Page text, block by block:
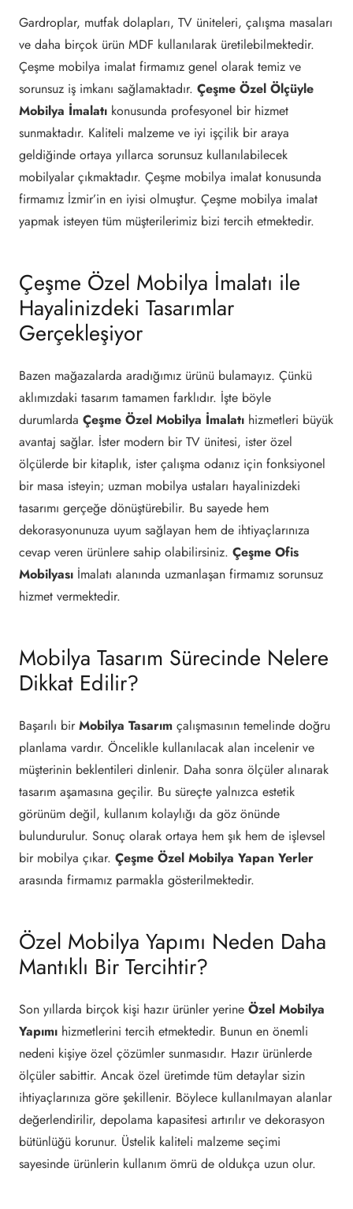
Gardroplar, mutfak dolapları, TV üniteleri, çalışma masaları
ve daha birçok ürün MDF kullanılarak üretilebilmektedir.
Çeşme mobilya imalat firmamız genel olarak temiz ve
sorunsuz iş imkanı sağlamaktadır. Çeşme Özel Ölçüyle
Mobilya İmalatı konusunda profesyonel bir hizmet
sunmaktadır. Kaliteli malzeme ve iyi işçilik bir araya
geldiğinde ortaya yıllarca sorunsuz kullanılabilecek
mobilyalar çıkmaktadır. Çeşme mobilya imalat konusunda
firmamız İzmir’in en iyisi olmuştur. Çeşme mobilya imalat
yapmak isteyen tüm müşterilerimiz bizi tercih etmektedir.
Çeşme Özel Mobilya İmalatı ile
Hayalinizdeki Tasarımlar
Gerçekleşiyor
Bazen mağazalarda aradığımız ürünü bulamayız. Çünkü
aklımızdaki tasarım tamamen farklıdır. İşte böyle
durumlarda Çeşme Özel Mobilya İmalatı hizmetleri büyük
avantaj sağlar. İster modern bir TV ünitesi, ister özel
ölçülerde bir kitaplık, ister çalışma odanız için fonksiyonel
bir masa isteyin; uzman mobilya ustaları hayalinizdeki
tasarımı gerçeğe dönüştürebilir. Bu sayede hem
dekorasyonunuza uyum sağlayan hem de ihtiyaçlarınıza
cevap veren ürünlere sahip olabilirsiniz. Çeşme Ofis
Mobilyası İmalatı alanında uzmanlaşan firmamız sorunsuz
hizmet vermektedir.
Mobilya Tasarım Sürecinde Nelere
Dikkat Edilir?
Başarılı birMobilya Tasarım çalışmasının temelinde doğru
planlama vardır. Öncelikle kullanılacak alan incelenir ve
müşterinin beklentileri dinlenir. Daha sonra ölçüler alınarak
tasarım aşamasına geçilir. Bu süreçte yalnızca estetik
görünüm değil, kullanım kolaylığı da göz önünde
bulundurulur. Sonuç olarak ortaya hem şık hem de işlevsel
bir mobilya çıkar. Çeşme Özel Mobilya Yapan Yerler
arasında firmamız parmakla gösterilmektedir.
Özel Mobilya Yapımı Neden Daha
Mantıklı Bir Tercihtir?
Son yıllarda birçok kişi hazır ürünler yerine Özel Mobilya
Yapımı hizmetlerini tercih etmektedir. Bunun en önemli
nedeni kişiye özel çözümler sunmasıdır. Hazır ürünlerde
ölçüler sabittir. Ancak özel üretimde tüm detaylar sizin
ihtiyaçlarınıza göre şekillenir. Böylece kullanılmayan alanlar
değerlendirilir, depolama kapasitesi artırılır ve dekorasyon
bütünlüğü korunur. Üstelik kaliteli malzeme seçimi
sayesinde ürünlerin kullanım ömrü de oldukça uzun olur.